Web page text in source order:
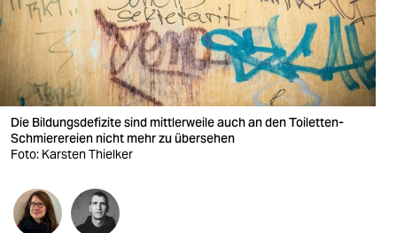
nord
wahrheit
verlag
verlag
shop
Die Bildungsdefizite sind mittlerweile auch an den Toiletten-
Schmierereien nicht mehr zu übersehen
Foto: Karsten Thielker